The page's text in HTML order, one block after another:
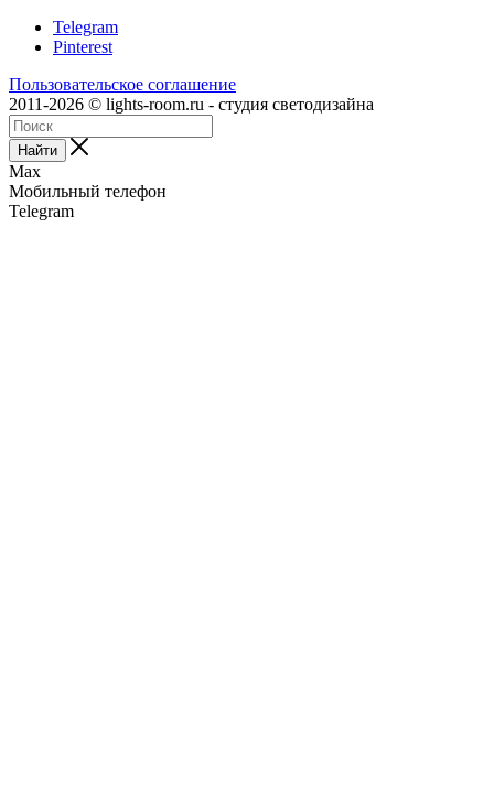
Telegram
Pinterest
Пользовательское соглашение
2011-2026 © lights-room.ru - студия светодизайна
Найти
Max
Мобильный телефон
Telegram